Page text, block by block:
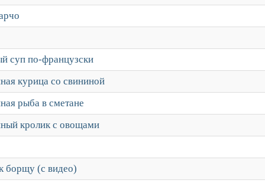
суп по-французски
курица со свининой
рыба в сметане
кролик с овощами
борщу (с видео)